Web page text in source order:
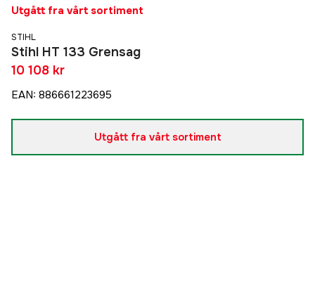
Utgått fra vårt sortiment
STIHL
Stihl HT 133 Grensag
10 108 kr
EAN: 886661223695
Utgått fra vårt sortiment